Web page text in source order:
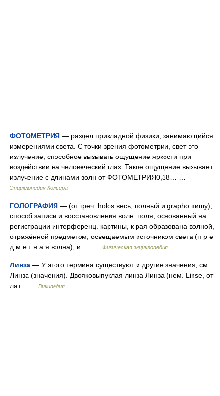
ФОТОМЕТРИЯ — раздел прикладной физики, занимающийся
измерениями света. С точки зрения фотометрии, свет это
излучение, способное вызывать ощущение яркости при
воздействии на человеческий глаз. Такое ощущение вызывает
излучение с длинами волн от ФОТОМЕТРИЯ0,38… …
Энциклопедия Кольера
ГОЛОГРАФИЯ — (от греч. holos весь, полный и grapho пишу),
способ записи и восстановления волн. поля, основанный на
регистрации интерференц. картины, к рая образована волной,
отражённой предметом, освещаемым источником света (п р е
д м е т н а я волна), и… …
Физическая энциклопедия
Линза — У этого термина существуют и другие значения, см.
Линза (значения). Двояковыпуклая линза Линза (нем. Linse, от
лат. …
Википедия